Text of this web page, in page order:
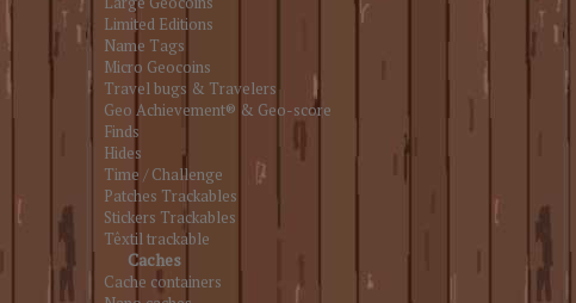
Limited Editions
Name Tags
Micro Geocoins
Travel bugs & Travelers
Geo Achievement® & Geo-score
Finds
Hides
Time / Challenge
Patches Trackables
Stickers Trackables
Têxtil trackable
Caches
Cache containers